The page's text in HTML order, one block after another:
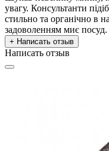
увагу. Консультанти
стильно та органічно в
задоволенням миє посуд.
+ Написать отзыв
Написать отзыв